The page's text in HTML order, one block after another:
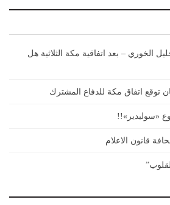
الخوري – بعد اتفاقية مكة الثلاثية هل
توقع اتفاق مكة للدفاع المشترك
«سوليدير»!!
قانون الاعلام